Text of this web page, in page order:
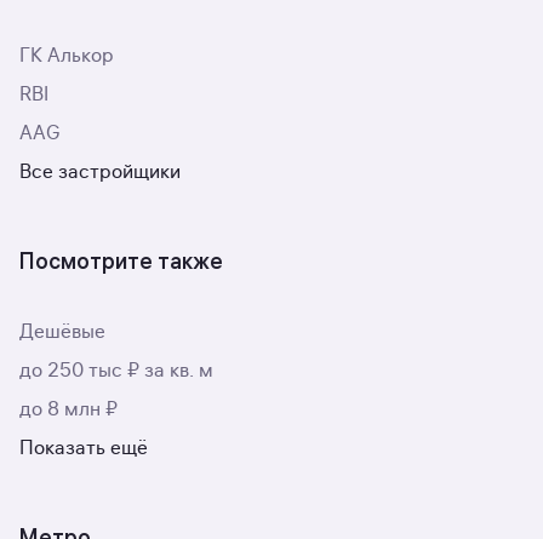
ГК Алькор
RBI
AAG
Все застройщики
Посмотрите также
Дешёвые
до 250 тыс ₽ за кв. м
до 8 млн ₽
Показать ещё